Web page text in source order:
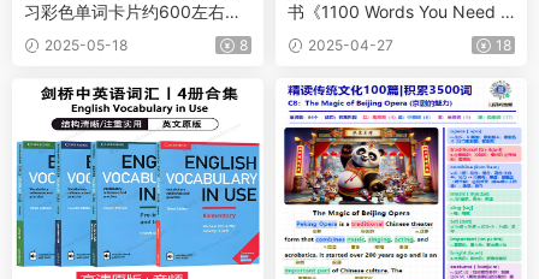
习彩色单词卡片约600左右单
词词组
2025-05-18 8
书《1100 Words You Need t
o Know》PDF+音频，当之无
愧的一本畅销书籍
2025-04-27 18